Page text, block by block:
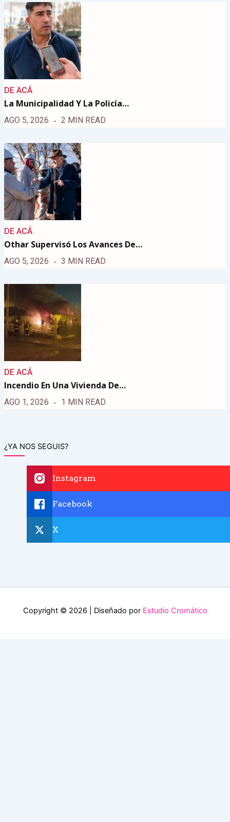
DE ACÁ
La Municipalidad Y La Policía…
AGO 5, 2026 2 MIN READ
DE ACÁ
Othar Supervisó Los Avances De…
AGO 5, 2026 3 MIN READ
DE ACÁ
Incendio En Una Vivienda De…
AGO 1, 2026 1 MIN READ
¿YA NOS SEGUIS?
Instagram
Facebook
X
Copyright © 2026 | Diseñado por Estudio Cromático